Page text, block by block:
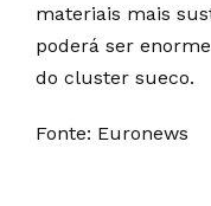
materiais mais
poderá ser
do cluster sueco.
Fonte: Euronews